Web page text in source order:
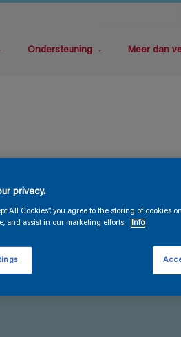
Ondersteuning Meer dan
privacy.
All Cookies”, you agree to the storing of cookies
and assist in our marketing efforts.
Info